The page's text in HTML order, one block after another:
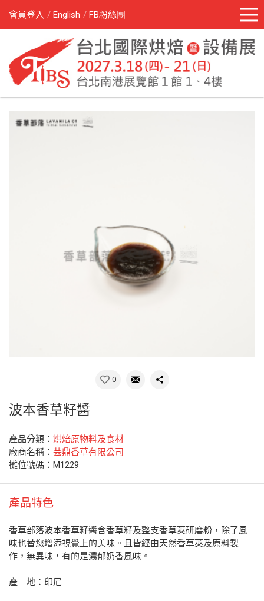
會員登入 English FB粉絲團
0
波本香草籽醬
產品分類： 烘焙原物料及食材
廠商名稱： 芸鼎香草有限公司
攤位號碼：M1229
產品特色
香草部落波本香草籽醬含香草籽及整支香草莢研磨粉，除了風
味也替您增添視覺上的美味。且皆經由天然香草莢及原料製
作，無異味，有的是濃郁奶香風味。
產 地：印尼